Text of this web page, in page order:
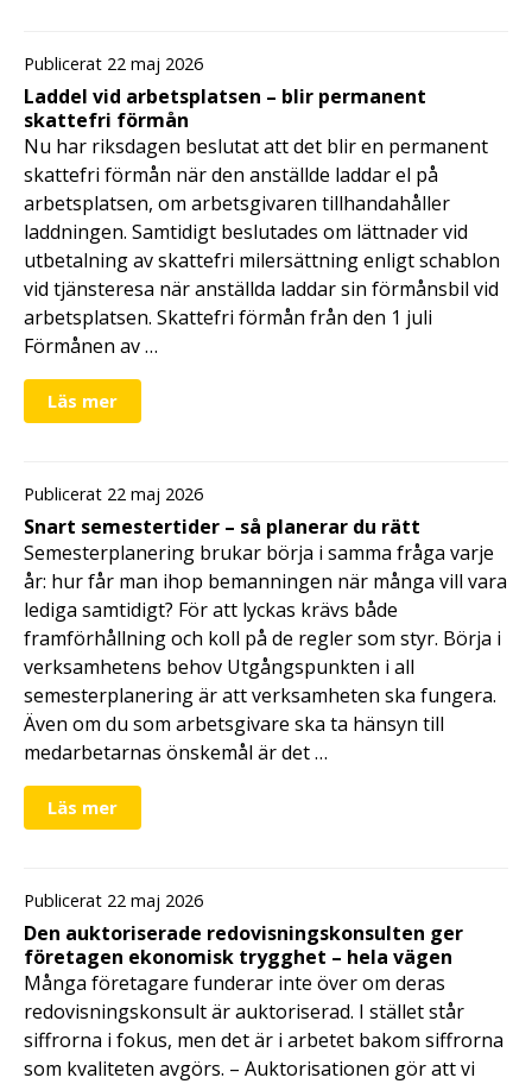
Publicerat 22 maj 2026
Laddel vid arbetsplatsen – blir permanent
skattefri förmån
Nu har riksdagen beslutat att det blir en permanent
skattefri förmån när den anställde laddar el på
arbetsplatsen, om arbetsgivaren tillhandahåller
laddningen. Samtidigt beslutades om lättnader vid
utbetalning av skattefri milersättning enligt schablon
vid tjänsteresa när anställda laddar sin förmånsbil vid
arbetsplatsen. Skattefri förmån från den 1 juli
Förmånen av …
Läs mer
Publicerat 22 maj 2026
Snart semestertider – så planerar du rätt
Semesterplanering brukar börja i samma fråga varje
år: hur får man ihop bemanningen när många vill vara
lediga samtidigt? För att lyckas krävs både
framförhållning och koll på de regler som styr. Börja i
verksamhetens behov Utgångspunkten i all
semesterplanering är att verksamheten ska fungera.
Även om du som arbetsgivare ska ta hänsyn till
medarbetarnas önskemål är det …
Läs mer
Publicerat 22 maj 2026
Den auktoriserade redovisningskonsulten ger
företagen ekonomisk trygghet – hela vägen
Många företagare funderar inte över om deras
redovisningskonsult är auktoriserad. I stället står
siffrorna i fokus, men det är i arbetet bakom siffrorna
som kvaliteten avgörs. – Auktorisationen gör att vi